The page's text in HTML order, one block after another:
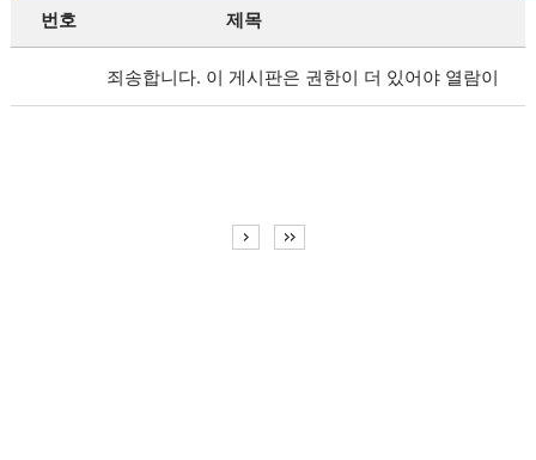
제목
번호
죄송합니다. 이 게시판은 권한이 더 있어야 열람이